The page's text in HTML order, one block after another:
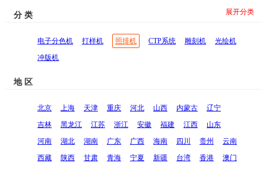
分 类
电子分色机 打样机 照排机 CTP系统 雕刻机
光绘机
冲版机
展开分类
地 区
北京 上海 天津 重庆 河北 山西 内蒙古
辽宁
吉林
黑龙江 江苏 浙江 安徽 福建 江西
山东
河南
湖北 湖南 广东 广西 海南 四川 贵州
云南
西藏
陕西 甘肃 青海 宁夏 新疆 台湾 香港 澳门